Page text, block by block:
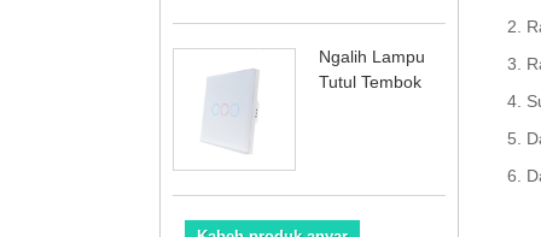
Ngalih Lampu
Tutul Tembok
2.
3.
4.
5.
6.